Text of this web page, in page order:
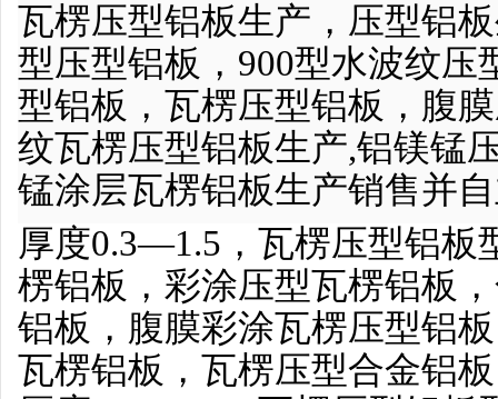
瓦楞压型铝板生产，压型铝板
型压型铝板，900型水波纹压
型铝板，瓦楞压型铝板，腹
纹瓦楞压型铝板生产,铝镁锰
锰涂层瓦楞铝板生产销售并
厚度0.3—1.5，瓦楞压型铝板
楞铝板，彩涂压型瓦楞铝板
铝板，腹膜彩涂瓦楞压型铝
瓦楞铝板，瓦楞压型合金铝